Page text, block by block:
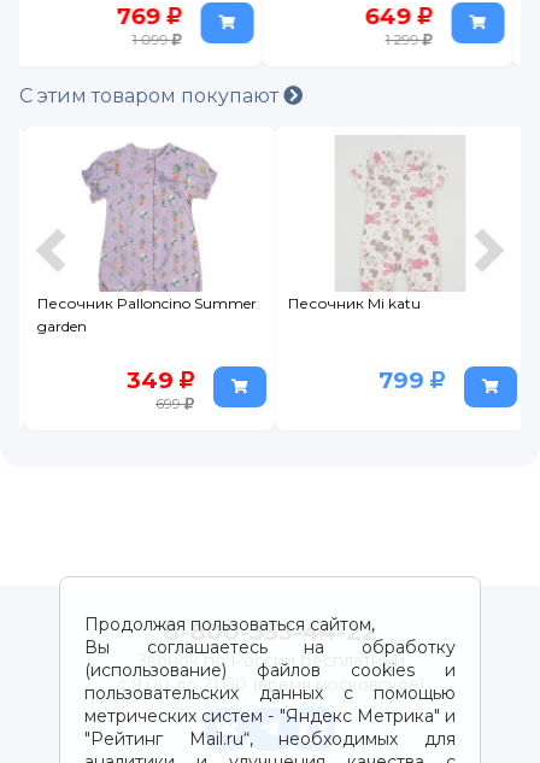
649
1 299
199
399
С этим товаром покупают
Песочник Mi katu
799
Боди Leratutti Малыш
249
Продолжая пользоваться сайтом,
Вы соглашаетесь на обработку
(использование) файлов cookies и
пользовательских данных с помощью
метрических систем - "Яндекс Метрика" и
"Рейтинг Mail.ru“, необходимых для
8-800-333-44-22
Звонок по России бесплатный
с 9:00 до 21:00 (время московское)